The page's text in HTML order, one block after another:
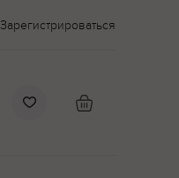
Зарегистрироваться